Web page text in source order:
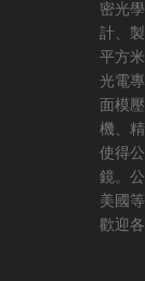
密光
計、
平方
光電
面模
機、
使得
鏡。
美國
歡迎